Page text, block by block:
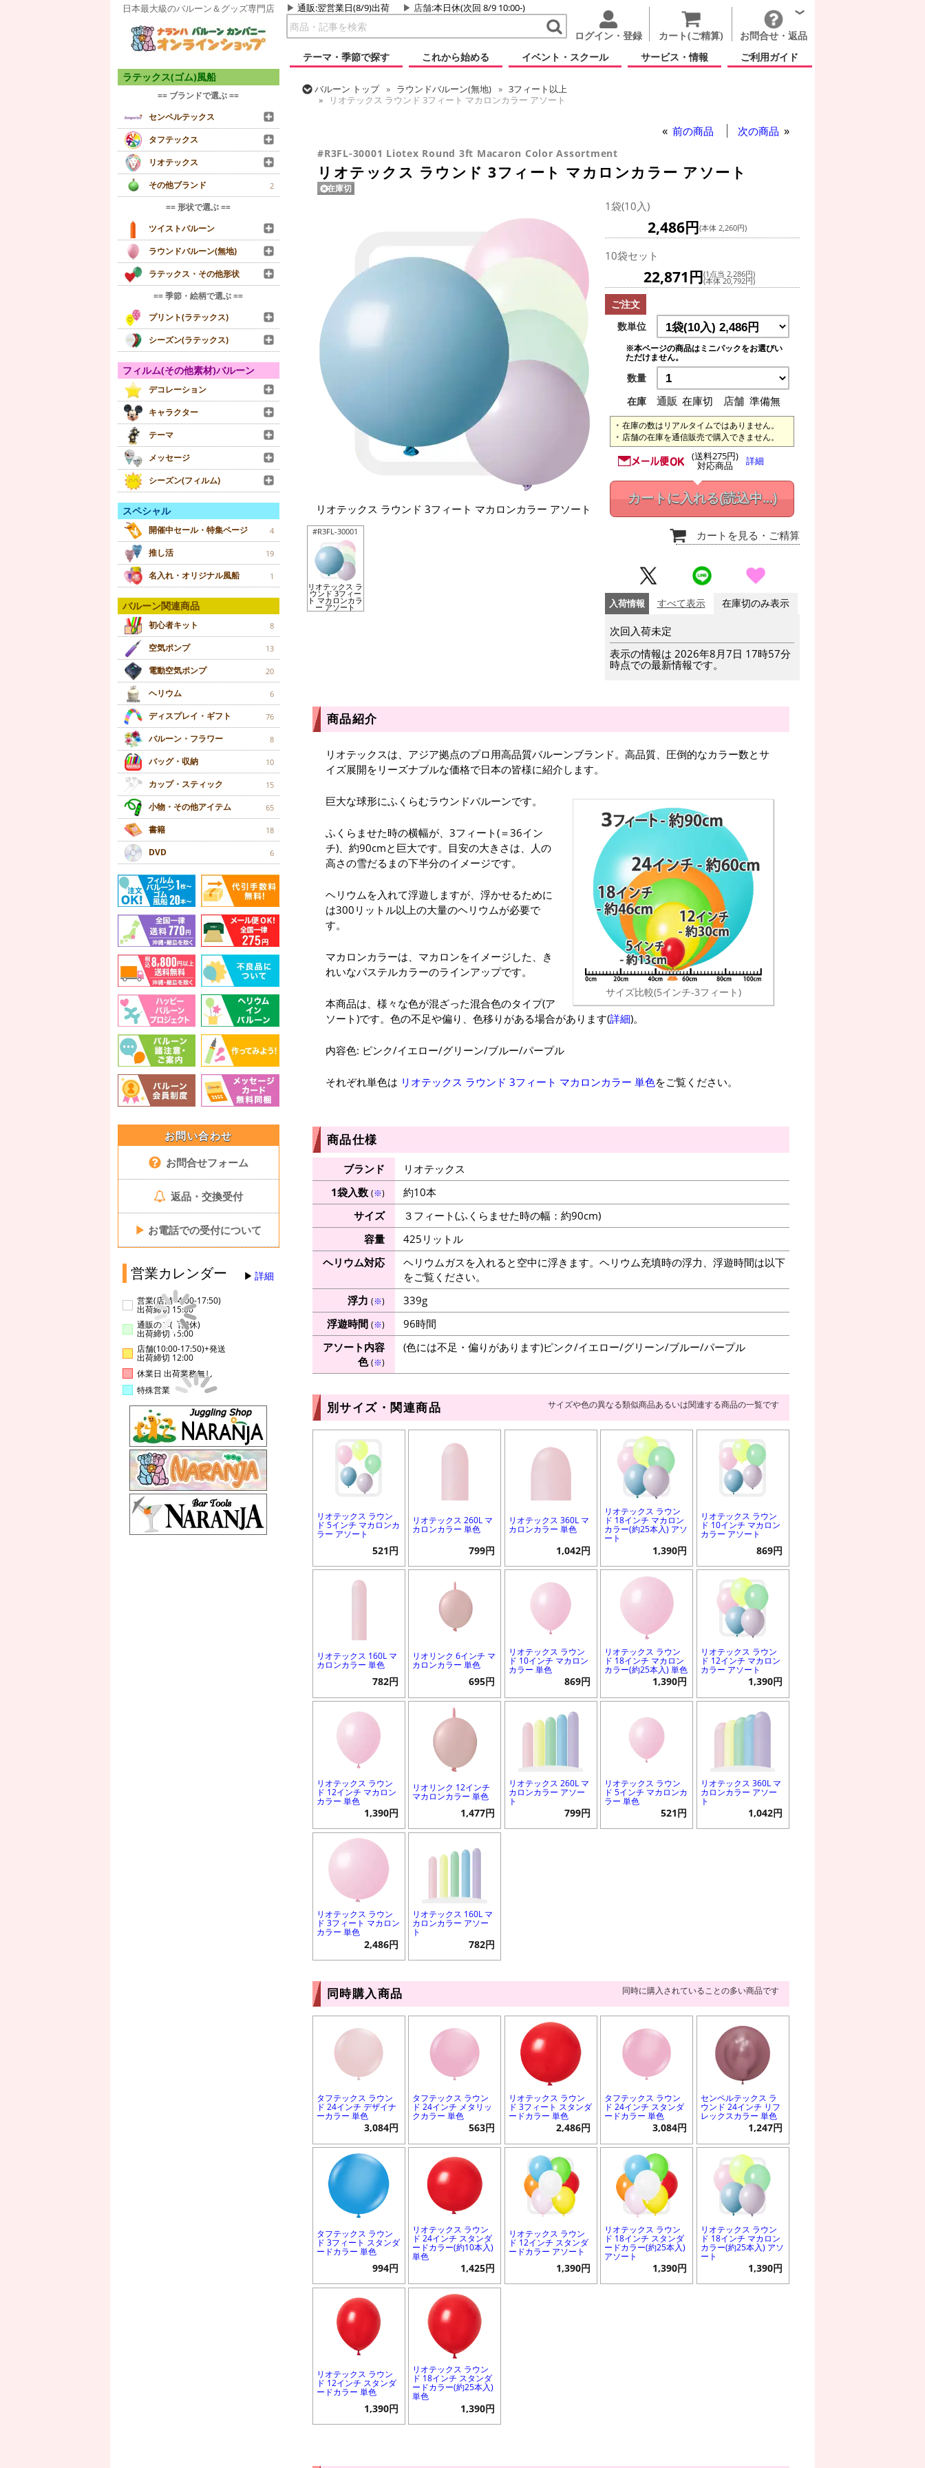
日本最大級のバルーン＆グッズ専門店 通販:翌営業日(8/9)出荷 店舗:本日休(次回 8/9 10:00-)
ログイン・登録 カート(ご精算)
お問合せ・返品
テーマ・季節で探す
これから始める イベント・スクール サービス・情報 ご利用ガイド
ラテックス(ゴム)風船
== ブランドで選ぶ ==
センペルテックス
タフテックス
リオテックス
その他ブランド
2
== 形状で選ぶ ==
ツイストバルーン
ラウンドバルーン(無地)
ラテックス・その他形状
== 季節・絵柄で選ぶ ==
プリント(ラテックス)
シーズン(ラテックス)
フィルム(その他素材)バルーン
デコレーション
キャラクター
テーマ
メッセージ
シーズン(フィルム)
スペシャル
開催中セール・特集ページ 4
推し活 19
名入れ・オリジナル風船 1
バルーン関連商品
初心者キット 8
空気ポンプ 13
電動空気ポンプ 20
ヘリウム 6
ディスプレイ・ギフト 76
バルーン・フラワー 8
バッグ・収納 10
カップ・スティック 15
小物・その他アイテム 65
書籍 18
DVD 6
お問い合わせ
お問合せフォーム
返品・交換受付
▶ お電話での受付について
営業カレンダー 詳細
営業(店舗14:00-17:50)
出荷締切 15:00
通販のみ(店舗休)
出荷締切 15:00
店舗(10:00-17:50)+発送
出荷締切 12:00
休業日 出荷業務無し
特殊営業
バルーン トップ ラウンドバルーン(無地)
3フィート以上
リオテックス ラウンド 3フィート マカロンカラー アソート
前の商品 次の商品
#R3FL-30001 Liotex Round 3ft Macaron Color Assortment
リオテックス ラウンド 3フィート マカロンカラー アソート
在庫切
リオテックス ラウンド 3フィート マカロンカラー アソート
#R3FL-30001
リオテックス ラ
ウンド 3フィー
ト マカロンカラ
ー アソート
1袋(10入)
2,486円(本体 2,260円)
10袋セット
22,871円(1点当 2,286円)
(本体 20,792円)
ご注文
数単位
※本ページの商品はミニパックをお選びい
ただけません。
数量
在庫
通販 在庫切 店舗 準備無
在庫の数はリアルタイムではありません。
店舗の在庫を通信販売で購入できません。
(送料275円)
対応商品 詳細
カートに入れる(読込中...)
カートを見る ・ご精算
入荷情報 すべて表示 在庫切のみ表示
次回入荷未定
表示の情報は 2026年8月7日 17時57分
時点での最新情報です。
商品紹介
リオテックスは、アジア拠点のプロ用高品質バルーンブランド。高品質、圧倒的なカラー数とサ
イズ展開をリーズナブルな価格で日本の皆様に紹介します。
サイズ比較(5インチ-3フィート)
巨大な球形にふくらむラウンドバルーンです。
ふくらませた時の横幅が、3フィート(＝36イン
チ)、約90cmと巨大です。目安の大きさは、人の
高さの雪だるまの下半分のイメージです。
ヘリウムを入れて浮遊しますが、浮かせるために
は300リットル以上の大量のヘリウムが必要で
す。
マカロンカラーは、マカロンをイメージした、き
れいなパステルカラーのラインアップです。
本商品は、様々な色が混ざった混合色のタイプ(ア
ソート)です。色の不足や偏り、色移りがある場合があります(詳細)。
内容色: ピンク/イエロー/グリーン/ブルー/パープル
それぞれ単色は リオテックス ラウンド 3フィート マカロンカラー 単色をご覧ください。
商品仕様
ブランド
リオテックス
1袋入数 (※)
約10本
サイズ
３フィート(ふくらませた時の幅：約90cm)
容量
425リットル
ヘリウム対応
ヘリウムガスを入れると空中に浮きます。ヘリウム充填時の浮力、浮遊時間は以下
をご覧ください。
浮力 (※)
339g
浮遊時間 (※)
96時間
アソート内容
色(※)
(色には不足・偏りがあります)ピンク/イエロー/グリーン/ブルー/パープル
別サイズ・関連商品 サイズや色の異なる類似商品あるいは関連する商品の一覧です
リオテックス ラウン
ド 5インチ マカロンカ
ラー アソート
521円
リオテックス 260L マ
カロンカラー 単色
799円
リオテックス 360L マ
カロンカラー 単色
1,042円
リオテックス ラウン
ド 18インチ マカロン
カラー(約25本入) アソ
ート
1,390円
リオテックス ラウン
ド 10インチ マカロン
カラー アソート
869円
リオテックス 160L マ
カロンカラー 単色
782円
リオリンク 6インチ マ
カロンカラー 単色
695円
リオテックス ラウン
ド 10インチ マカロン
カラー 単色
869円
リオテックス ラウン
ド 18インチ マカロン
カラー(約25本入) 単色
1,390円
リオテックス ラウン
ド 12インチ マカロン
カラー アソート
1,390円
リオテックス ラウン
ド 12インチ マカロン
カラー 単色
1,390円
リオリンク 12インチ
マカロンカラー 単色
1,477円
リオテックス 260L マ
カロンカラー アソー
ト
799円
リオテックス ラウン
ド 5インチ マカロンカ
ラー 単色
521円
リオテックス 360L マ
カロンカラー アソー
ト
1,042円
リオテックス ラウン
ド 3フィート マカロン
カラー 単色
2,486円
リオテックス 160L マ
カロンカラー アソー
ト
782円
同時購入商品 同時に購入されていることの多い商品です
タフテックス ラウン
ド 24インチ デザイナ
ーカラー 単色
3,084円
タフテックス ラウン
ド 24インチ メタリッ
クカラー 単色
563円
リオテックス ラウン
ド 3フィート スタンダ
ードカラー 単色
2,486円
タフテックス ラウン
ド 24インチ スタンダ
ードカラー 単色
3,084円
センペルテックス ラ
ウンド 24インチ リフ
レックスカラー 単色
1,247円
タフテックス ラウン
ド 3フィート スタンダ
ードカラー 単色
994円
リオテックス ラウン
ド 24インチ スタンダ
ードカラー(約10本入)
単色
1,425円
リオテックス ラウン
ド 12インチ スタンダ
ードカラー アソート
1,390円
リオテックス ラウン
ド 18インチ スタンダ
ードカラー(約25本入)
アソート
1,390円
リオテックス ラウン
ド 18インチ マカロン
カラー(約25本入) アソ
ート
1,390円
リオテックス ラウン
ド 12インチ スタンダ
ードカラー 単色
1,390円
リオテックス ラウン
ド 18インチ スタンダ
ードカラー(約25本入)
単色
1,390円